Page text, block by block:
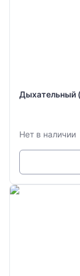
Дыхательный
Нет в наличии